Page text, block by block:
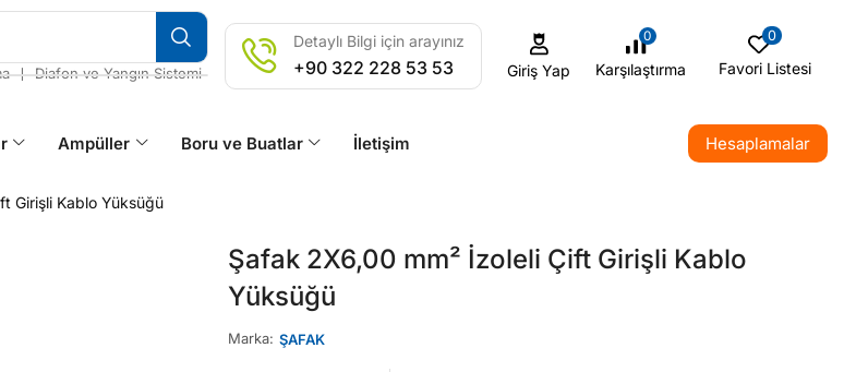
❘ Diafon ve Yangın Sistemi
Detaylı Bilgi için arayınız
+90 322 228 53 53 Giriş Yap
0
Karşılaştırma
0
Favori Listesi
Ampüller Boru ve Buatlar İletişim Hesaplamalar
Girişli Kablo Yüksüğü
Şafak 2X6,00 mm² İzoleli Çift Girişli Kablo
Yüksüğü
Marka: ŞAFAK